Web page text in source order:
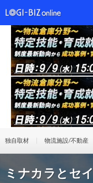
独自取材 物流施設/不動産
ミナカラとセ